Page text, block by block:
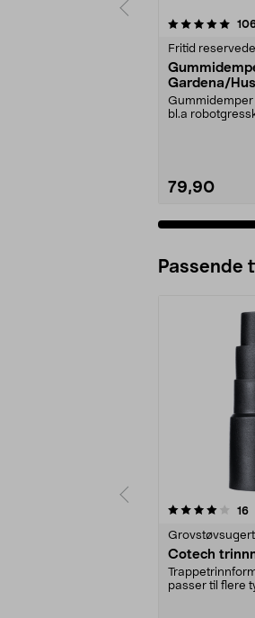
Fritid
Gardena/
ch/Flymo
Gummidemper
bl.a
79,90
5.0
Passende
16
Cotech
passer til flere